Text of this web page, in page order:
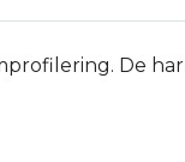
De har